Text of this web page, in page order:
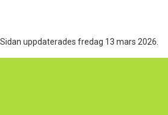
Sidan uppdaterades fredag 13 mars 2026.